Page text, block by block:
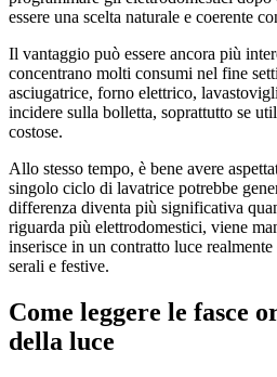
essere una scelta naturale e coerente
Il vantaggio può essere ancora più
concentrano molti consumi nel fine
asciugatrice, forno elettrico,
incidere sulla bolletta, soprattutto se
costose.
Allo stesso tempo, è bene avere
singolo ciclo di lavatrice potrebbe
differenza diventa più significativa
riguarda più elettrodomestici, viene
inserisce in un contratto luce
serali e festive.
Come leggere le fasce
della luce